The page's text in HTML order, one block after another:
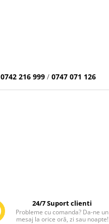
0742 216 999 / 0747 071 126
24/7 Suport clienti
Probleme cu comanda? Da-ne un
mesaj la orice oră, zi sau noapte!